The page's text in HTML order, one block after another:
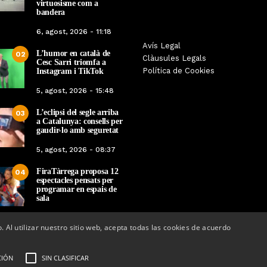
virtuosisme com a
bandera
6, agost, 2026 - 11:18
02
L’humor en català de
Cesc Sarri triomfa a
Instagram i TikTok
5, agost, 2026 - 15:48
03
L’eclipsi del segle arriba
a Catalunya: consells per
gaudir-lo amb seguretat
5, agost, 2026 - 08:37
04
FiraTàrrega proposa 12
espectacles pensats per
programar en espais de
sala
Avís Legal
Clàusules Legals
Política de Cookies
La botiga L’K de Balaguer es
converteix en nou punt de
referència de Warhammer a
22, abril, 2026 - 08:10
Sexenni, Fades,
Targarians, caps de
Festa Major de Maig
utilizar nuestro sitio web, acepta todas las cookies de acuerdo
SIN CLASIFICAR